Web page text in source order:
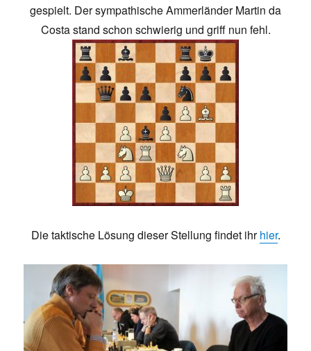
gespielt. Der sympathische Ammerländer Martin da
Costa stand schon schwierig und griff nun fehl.
Die taktische Lösung dieser Stellung findet ihrhier.